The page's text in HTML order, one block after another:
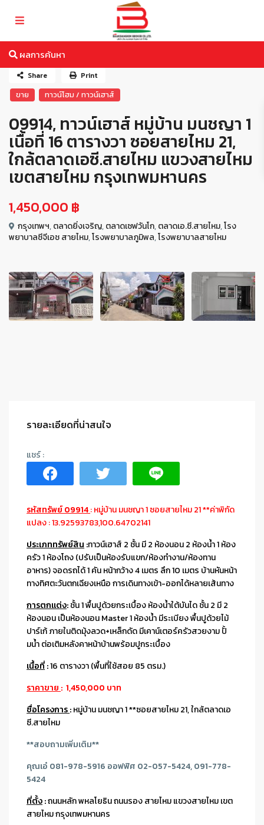
ผลการค้นหา
ขาย ทาวน์โฮม / ทาวน์เฮาส์
09914, ทาวน์เฮาส์ หมู่บ้าน มนชญา 1
เนื้อที่ 16 ตารางวา ซอยสายไหม 21,
ใกล้ตลาดเอซี.สายไหม แขวงสายไหม
เขตสายไหม กรุงเทพมหานคร
1,450,000 ฿
กรุงเทพฯ,ตลาดยิ่งเจริญ,ตลาดเซฟวันโก,ตลาดเอ.ซี.สายไหม,โรง
พยาบาลซีจีเอช สายไหม,โรงพยาบาลภูมิพล,โรงพยาบาลสายไหม
Share Print
รายละเอียดที่น่าสนใจ
รหัสทรัพย์ 09914: หมู่บ้าน มนชญา 1 ซอยสายไหม 21 **ค่าพิกัด
แปลง : 13.92593783,100.64702141
ประเภททรัพย์สิน :ทาวน์เฮาส์ 2 ชั้น มี 2 ห้องนอน 2 ห้องน้ำ 1 ห้อง
ครัว 1 ห้องโถง (ปรับเป็นห้องรับแขก/ห้องทำงาน/ห้องทาน
อาหาร) จอดรถได้ 1 คัน หน้ากว้าง 4 เมตร ลึก 10 เมตร บ้านหันหน้า
ทางทิศตะวันตกเฉียงเหนือ การเดินทางเข้า-ออกได้หลายเส้นทาง
การตกแต่ง:ชั้น 1 พื้นปูด้วยกระเบื้อง ห้องน้ำใต้บันได ชั้น 2 มี 2
ห้องนอน เป็นห้องนอน Master 1 ห้องน้ำ มีระเบียง พื้นปูด้วยไม้
ปาร์เก้ ภายในติดมุ้งลวด+เหล็กดัด มีเคาน์เตอร์ครัวสวยงาม ปั้
มน้ำ ต่อเติมหลังคาหน้าบ้านพร้อมปูกระเบื้อง
เนื้อที่:16 ตารางวา (พื้นที่ใช้สอย 85 ตรม.)
ราคาขาย : 1,450,000 บาท
ชื่อโครงการ:หมู่บ้าน มนชญา 1 **ซอยสายไหม 21, ใกล้ตลาดเอ
ซี.สายไหม
**สอบถามเพิ่มเติม**
คุณเอ๋ 081-978-5916 ออฟฟิศ 02-057-5424, 091-778-
5424
ที่ตั้ง:ถนนหลัก พหลโยธิน ถนนรอง สายไหม แขวงสายไหม เขต
สายไหม กรุงเทพมหานคร